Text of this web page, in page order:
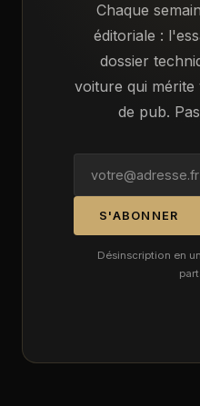
Chaque
éditoriale :
dossier
voiture qui mérite
de pub.
S'ABONNER
Désinscription en